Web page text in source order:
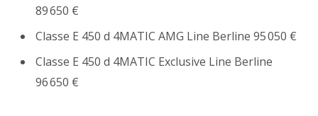
89 650 €
Classe E 450 d 4MATIC AMG Line Berline 95 050 €
Classe E 450 d 4MATIC Exclusive Line Berline
96 650 €